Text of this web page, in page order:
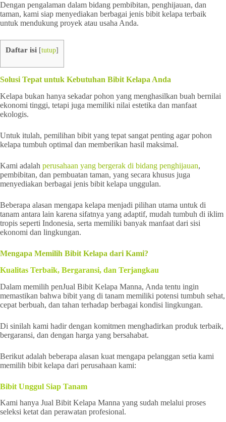
Dengan pengalaman dalam bidang pembibitan, penghijauan, dan
taman, kami siap menyediakan berbagai jenis bibit kelapa terbaik
untuk mendukung proyek atau usaha Anda.
Daftar isi [tutup]
Solusi Tepat untuk Kebutuhan Bibit Kelapa Anda
Kelapa bukan hanya sekadar pohon yang menghasilkan buah bernilai
ekonomi tinggi, tetapi juga memiliki nilai estetika dan manfaat
ekologis.
Untuk itulah, pemilihan bibit yang tepat sangat penting agar pohon
kelapa tumbuh optimal dan memberikan hasil maksimal.
Kami adalah perusahaan yang bergerak di bidang penghijauan,
pembibitan, dan pembuatan taman, yang secara khusus juga
menyediakan berbagai jenis bibit kelapa unggulan.
Beberapa alasan mengapa kelapa menjadi pilihan utama untuk di
tanam antara lain karena sifatnya yang adaptif, mudah tumbuh di iklim
tropis seperti Indonesia, serta memiliki banyak manfaat dari sisi
ekonomi dan lingkungan.
Mengapa Memilih Bibit Kelapa dari Kami?
Kualitas Terbaik, Bergaransi, dan Terjangkau
Dalam memilih penJual Bibit Kelapa Manna, Anda tentu ingin
memastikan bahwa bibit yang di tanam memiliki potensi tumbuh sehat,
cepat berbuah, dan tahan terhadap berbagai kondisi lingkungan.
Di sinilah kami hadir dengan komitmen menghadirkan produk terbaik,
bergaransi, dan dengan harga yang bersahabat.
Berikut adalah beberapa alasan kuat mengapa pelanggan setia kami
memilih bibit kelapa dari perusahaan kami:
Bibit Unggul Siap Tanam
Kami hanya Jual Bibit Kelapa Manna yang sudah melalui proses
seleksi ketat dan perawatan profesional.